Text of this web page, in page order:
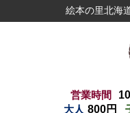
絵本の里北海
営業時間
大人 800円